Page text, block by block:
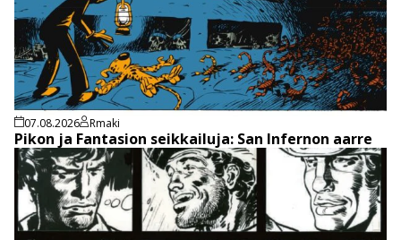
07.08.2026 Rmaki
Pikon ja Fantasion seikkailuja: San Infernon aarre